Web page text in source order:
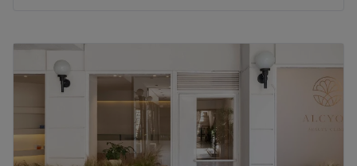
Τρίτη
Τετάρτη
10:00
20:00
Πέμπτη
10:00
Σάββατο
–
Κυριακή